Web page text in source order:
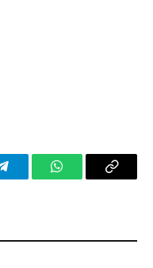
TelegramWhatsAppCopy